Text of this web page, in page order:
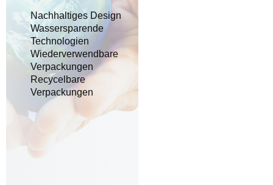
Nachhaltiges Design
Wassersparende
Technologien
Wiederverwendbare
Verpackungen
Recycelbare
Verpackungen